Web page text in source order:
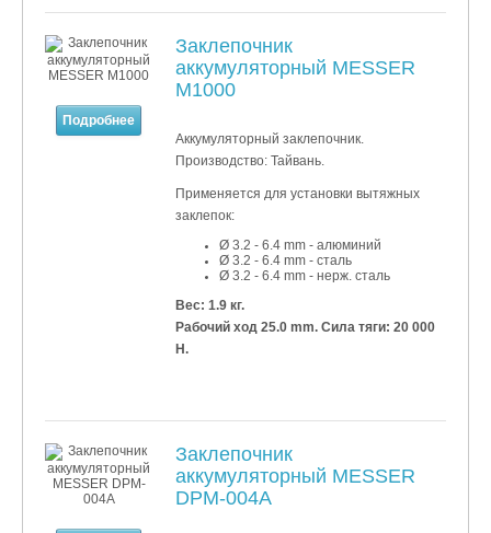
Подробнее
Заклепочник
аккумуляторный MESSER
M1000
Аккумуляторный заклепочник.
Производство: Тайвань.
Применяется для установки вытяжных
заклепок:
Ø 3.2 - 6.4 mm - алюминий
Ø 3.2 - 6.4 mm - сталь
Ø 3.2 - 6.4 mm - нерж. сталь
Вес: 1.9 кг.
Рабочий ход 25.0 mm. Сила тяги: 20 000
Н.
Заклепочник
аккумуляторный MESSER
DPM-004A